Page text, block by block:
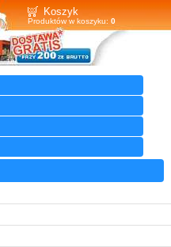
Koszyk
Produktów w koszyku: 0